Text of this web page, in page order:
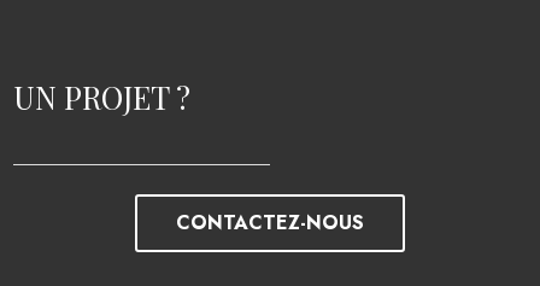
UN PROJET ?
CONTACTEZ-NOUS